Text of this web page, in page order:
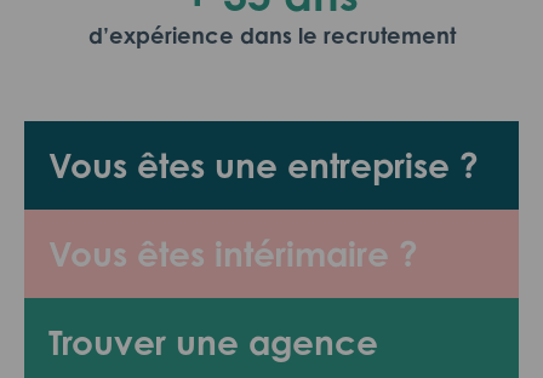
Vous êtes une entreprise ?
Vous êtes intérimaire ?
Trouver une agence
d’expérience dans le recrutement